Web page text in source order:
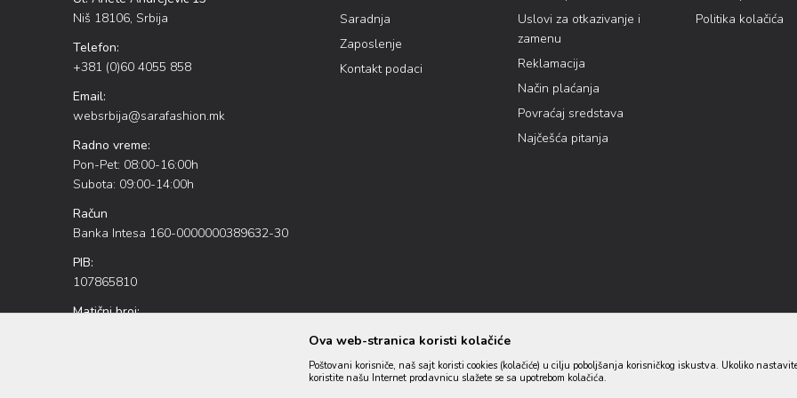
Niš 18106, Srbija
Telefon:
+381 (0)60 4055 858
Email:
websrbija@sarafashion.mk
Radno vreme:
Pon-Pet: 08:00-16:00h
Subota: 09:00-14:00h
Račun
Banka Intesa 160-0000000389632-30
PIB:
107865810
Matični broj:
Saradnja
Zaposlenje
Kontakt podaci
Uslovi za otkazivanje i
zamenu
Reklamacija
Način plaćanja
Povraćaj sredstava
Najčešća pitanja
Politika kolačića
Ova web-stranica koristi kolačiće
Poštovani korisniče, naš sajt koristi cookies (kolačiće) u cilju poboljšanja korisničkog iskustva. Ukoliko
koristite našu Internet prodavnicu slažete se sa upotrebom kolačića.